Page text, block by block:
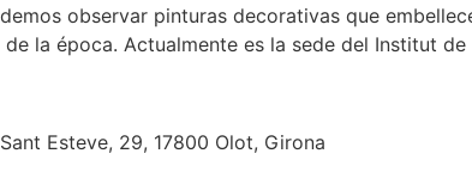
observar pinturas decorativas que
la época. Actualmente es la sede del Institut
Esteve, 29, 17800 Olot, Girona